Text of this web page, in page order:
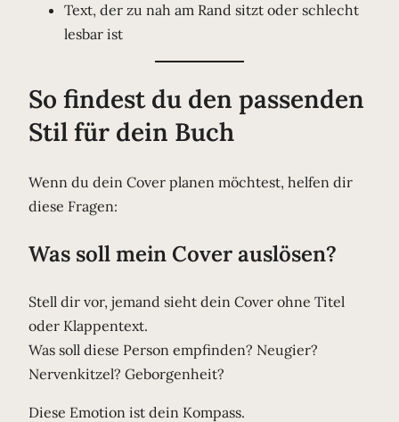
Text, der zu nah am Rand sitzt oder schlecht
lesbar ist
So findest du den passenden
Stil für dein Buch
Wenn du dein Cover planen möchtest, helfen dir
diese Fragen:
Was soll mein Cover auslösen?
Stell dir vor, jemand sieht dein Cover ohne Titel
oder Klappentext.
Was soll diese Person empfinden? Neugier?
Nervenkitzel? Geborgenheit?
Diese Emotion ist dein Kompass.